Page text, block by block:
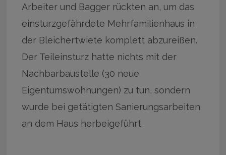
Arbeiter und Bagger rückten an, um das
einsturzgefährdete Mehrfamilienhaus in
der Bleichertwiete komplett abzureißen.
Der Teileinsturz hatte nichts mit der
Nachbarbaustelle (30 neue
Eigentumswohnungen) zu tun, sondern
wurde bei getätigten Sanierungsarbeiten
an dem Haus herbeigeführt.